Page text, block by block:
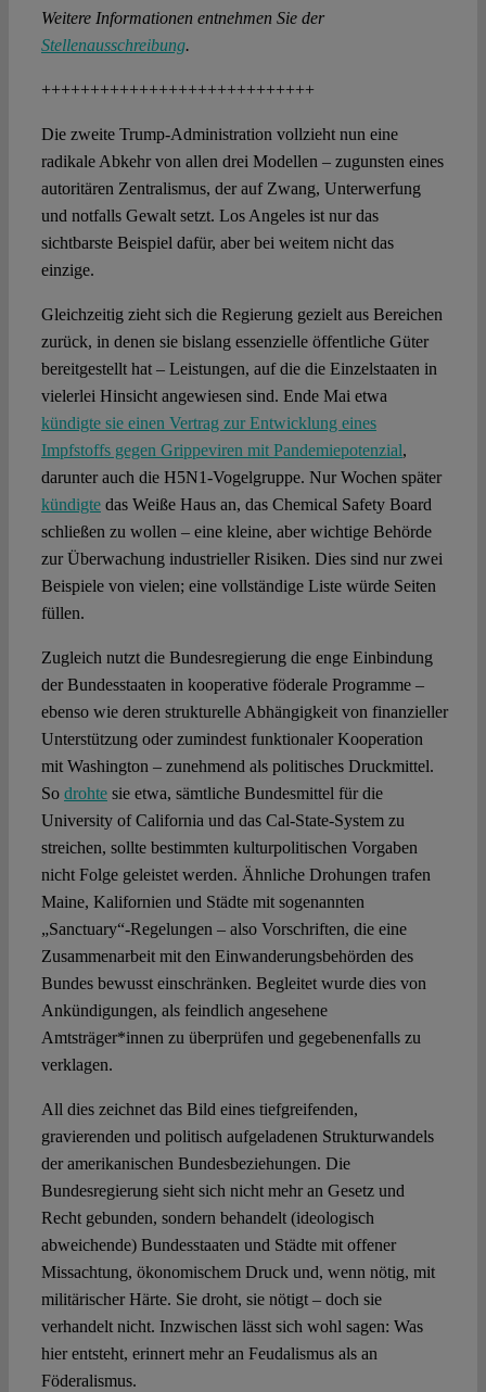
Weitere Informationen entnehmen Sie der
Stellenausschreibung.
++++++++++++++++++++++++++++
Die zweite Trump-Administration vollzieht nun eine
radikale Abkehr von allen drei Modellen – zugunsten eines
autoritären Zentralismus, der auf Zwang, Unterwerfung
und notfalls Gewalt setzt. Los Angeles ist nur das
sichtbarste Beispiel dafür, aber bei weitem nicht das
einzige.
Gleichzeitig zieht sich die Regierung gezielt aus Bereichen
zurück, in denen sie bislang essenzielle öffentliche Güter
bereitgestellt hat – Leistungen, auf die die Einzelstaaten in
vielerlei Hinsicht angewiesen sind. Ende Mai etwa
kündigte sie einen Vertrag zur Entwicklung eines
Impfstoffs gegen Grippeviren mit Pandemiepotenzial,
darunter auch die H5N1-Vogelgruppe. Nur Wochen später
kündigtedas Weiße Haus an, das Chemical Safety Board
schließen zu wollen – eine kleine, aber wichtige Behörde
zur Überwachung industrieller Risiken. Dies sind nur zwei
Beispiele von vielen; eine vollständige Liste würde Seiten
füllen.
Zugleich nutzt die Bundesregierung die enge Einbindung
der Bundesstaaten in kooperative föderale Programme –
ebenso wie deren strukturelle Abhängigkeit von finanzieller
Unterstützung oder zumindest funktionaler Kooperation
mit Washington – zunehmend als politisches Druckmittel.
So drohtesie etwa, sämtliche Bundesmittel für die
University of California und das Cal-State-System zu
streichen, sollte bestimmten kulturpolitischen Vorgaben
nicht Folge geleistet werden. Ähnliche Drohungen trafen
Maine, Kalifornien und Städte mit sogenannten
„Sanctuary“-Regelungen – also Vorschriften, die eine
Zusammenarbeit mit den Einwanderungsbehörden des
Bundes bewusst einschränken. Begleitet wurde dies von
Ankündigungen, als feindlich angesehene
Amtsträger*innen zu überprüfen und gegebenenfalls zu
verklagen.
All dies zeichnet das Bild eines tiefgreifenden,
gravierenden und politisch aufgeladenen Strukturwandels
der amerikanischen Bundesbeziehungen. Die
Bundesregierung sieht sich nicht mehr an Gesetz und
Recht gebunden, sondern behandelt (ideologisch
abweichende) Bundesstaaten und Städte mit offener
Missachtung, ökonomischem Druck und, wenn nötig, mit
militärischer Härte. Sie droht, sie nötigt – doch sie
verhandelt nicht. Inzwischen lässt sich wohl sagen: Was
hier entsteht, erinnert mehr an Feudalismus als an
Föderalismus.